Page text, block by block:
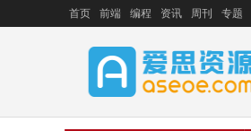
首页 前端 编程 资讯 周刊 专题